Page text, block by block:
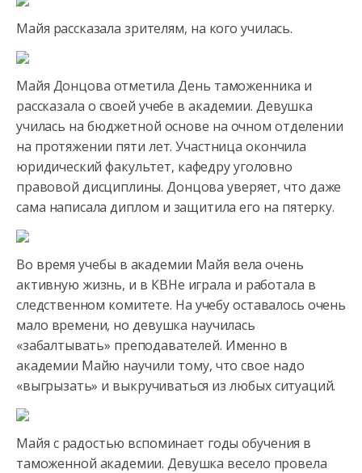
Майя рассказала зрителям, на кого училась.
Майя Донцова отметила День таможенника и
рассказала о своей учебе в академии. Девушка
училась на бюджетной основе на очном отделении
на протяжении пяти лет. Участница окончила
юридический факультет, кафедру уголовно
правовой дисциплины. Донцова уверяет, что даже
сама написала диплом и защитила его на пятерку.
Во время учебы в академии Майя вела очень
активную жизнь, и в КВНе играла и работала в
следственном комитете. На учебу оставалось очень
мало времени, но девушка научилась
«забалтывать» преподавателей. Именно в
академии Майю научили тому, что свое надо
«выгрызать» и выкручиваться из любых ситуаций.
Майя с радостью вспоминает годы обучения в
таможенной академии. Девушка весело провела